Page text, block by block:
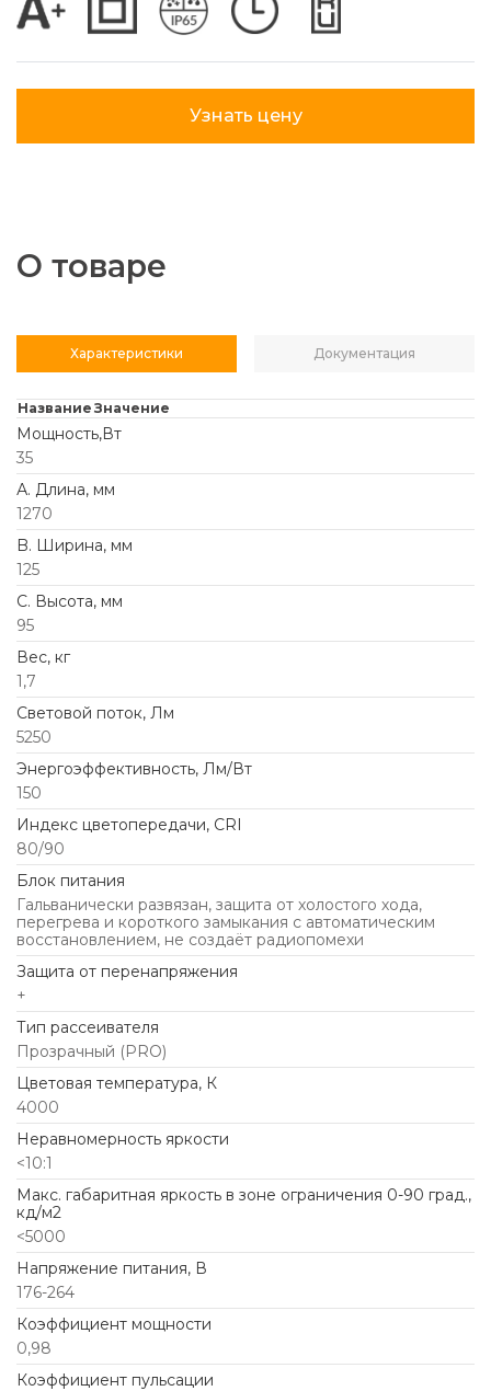
Узнать цену
О товаре
Характеристики Документация
Название Значение
Мощность,Вт
35
А. Длина, мм
1270
B. Ширина, мм
125
C. Высота, мм
95
Вес, кг
1,7
Световой поток, Лм
5250
Энергоэффективность, Лм/Вт
150
Индекс цветопередачи, CRI
80/90
Блок питания
Гальванически развязан, защита от холостого хода,
перегрева и короткого замыкания с автоматическим
восстановлением, не создаёт радиопомехи
Защита от перенапряжения
+
Тип рассеивателя
Прозрачный (PRO)
Цветовая температура, К
4000
Неравномерность яркости
<10:1
Макс. габаритная яркость в зоне ограничения 0-90 град.,
кд/м2
<5000
Напряжение питания, В
176-264
Коэффициент мощности
0,98
Коэффициент пульсации